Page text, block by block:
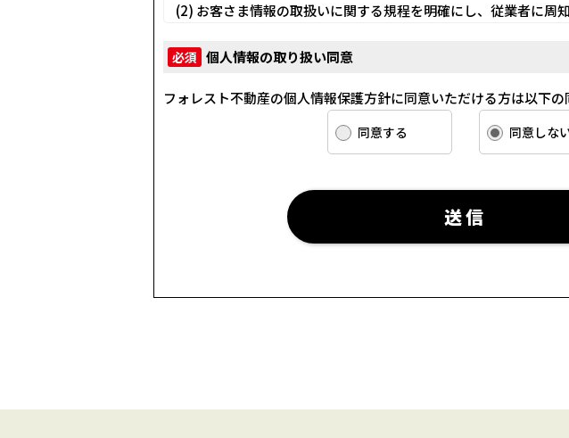
(2) お客さま情報の取扱いに関する規程を明確にし、従業者に周
(3) お客さま情報の収集に際しては、利用目的を特定して通知ま
(4) お客さま情報の漏洩、紛失、改ざん等を防止するために必要
(5) 保有するお客さま情報について、お客さま本人からの開示、
具体的には、以下の内容に従ってお客さま情報の取り扱いをいた
３．お客様の情報の利用目的
は業務委託先等を通じて、お客さまの個人情報（お客さまの電
電話番号等）を取得いたしますが、これらの個人情報は下記の
必須 個人情報の取り扱い同意
フォレスト不動産の個人情報保護方針に同意いただける方は以下の
同意する 同意しな
送信